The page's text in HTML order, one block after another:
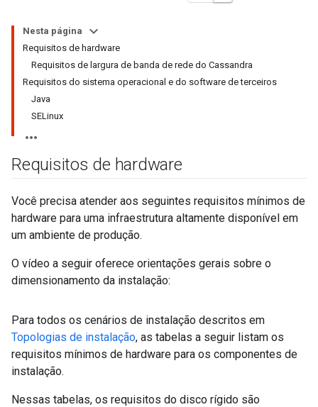
Nesta página
Requisitos de hardware
Requisitos de largura de banda de rede do Cassandra
Requisitos do sistema operacional e do software de terceiros
Java
SELinux
Requisitos de hardware
Você precisa atender aos seguintes requisitos mínimos de
hardware para uma infraestrutura altamente disponível em
um ambiente de produção.
O vídeo a seguir oferece orientações gerais sobre o
dimensionamento da instalação:
Para todos os cenários de instalação descritos em
Topologias de instalação, as tabelas a seguir listam os
requisitos mínimos de hardware para os componentes de
instalação.
Nessas tabelas, os requisitos do disco rígido são